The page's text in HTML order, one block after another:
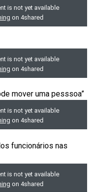
mover uma pesssoa”
funcionários nas